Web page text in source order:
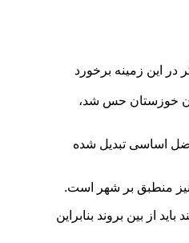
این زمینه برخورد
در استان خوزستان حس شد،
اساسی تبدیل شده
منطبق بر شهر است.
از بین بروند بنابراین